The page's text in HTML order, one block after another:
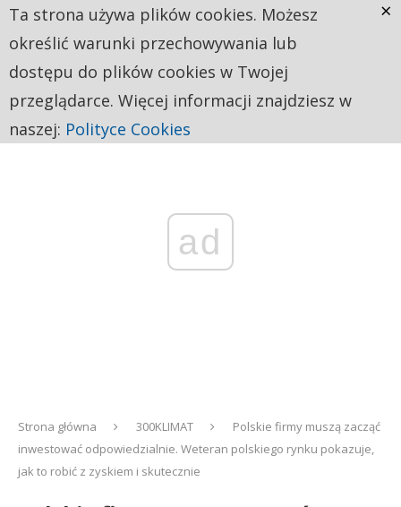
ad
Strona główna 300KLIMAT
Polskie firmy muszą zacząć
inwestować odpowiedzialnie. Weteran polskiego rynku pokazuje,
jak to robić z zyskiem i skutecznie
Ta strona używa plików cookies. Możesz
określić warunki przechowywania lub
dostępu do plików cookies w Twojej
przeglądarce. Więcej informacji znajdziesz w
naszej: Polityce Cookies
×